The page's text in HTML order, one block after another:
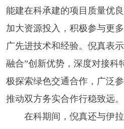
能建在科承建的项目质量优
加大资源投入，积极参与更
广先进技术和经验。倪真表
融合”创新优势，深度对接科
极探索绿色交通合作，广泛
推动双方务实合作行稳致远。
在科期间，倪真还与伊